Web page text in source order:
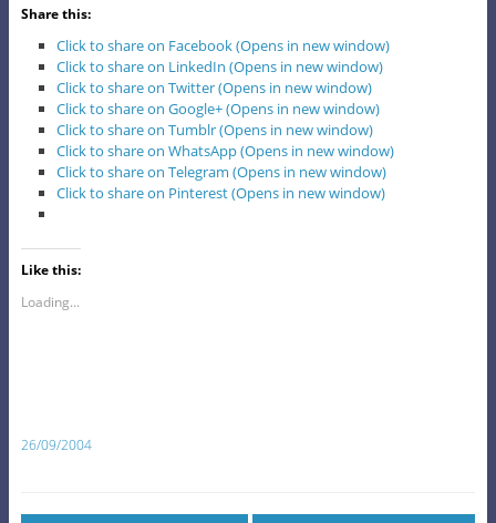
Share this:
Click to share on Facebook (Opens in new window)
Click to share on LinkedIn (Opens in new window)
Click to share on Twitter (Opens in new window)
Click to share on Google+ (Opens in new window)
Click to share on Tumblr (Opens in new window)
Click to share on WhatsApp (Opens in new window)
Click to share on Telegram (Opens in new window)
Click to share on Pinterest (Opens in new window)
Like this:
Loading...
26/09/2004